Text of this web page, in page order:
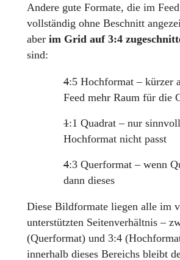
Andere gute Formate, die im
vollständig ohne Beschnitt
aber im Grid auf 3:4
sind:
4:5 Hochformat – kürzer
Feed mehr Raum für die
1:1 Quadrat – nur
Hochformat nicht passt
4:3 Querformat – wenn
dann dieses
Diese Bildformate liegen alle im
unterstützten Seitenverhältnis –
(Querformat) und 3:4
innerhalb dieses Bereichs bleibt